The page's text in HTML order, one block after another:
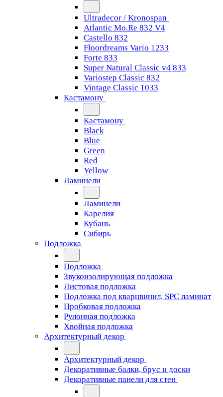
Ultradecor / Kronospan
Atlantic Mo.Re 832 V4
Castello 832
Floordreams Vario 1233
Forte 833
Super Natural Classic v4 833
Variostep Classic 832
Vintage Classic 1033
Кастамону
Кастамону
Black
Blue
Green
Red
Yellow
Ламинели
Ламинели
Карелия
Кубань
Сибирь
Подложка
Подложка
Звукоизолирующая подложка
Листовая подложка
Подложка под кварцвинил, SPC ламинат
Пробковая подложка
Рулонная подложка
Хвойная подложка
Архитектурный декор
Архитектурный декор
Декоративные балки, брус и доски
Декоративные панели для стен